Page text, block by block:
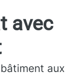
avec
aux